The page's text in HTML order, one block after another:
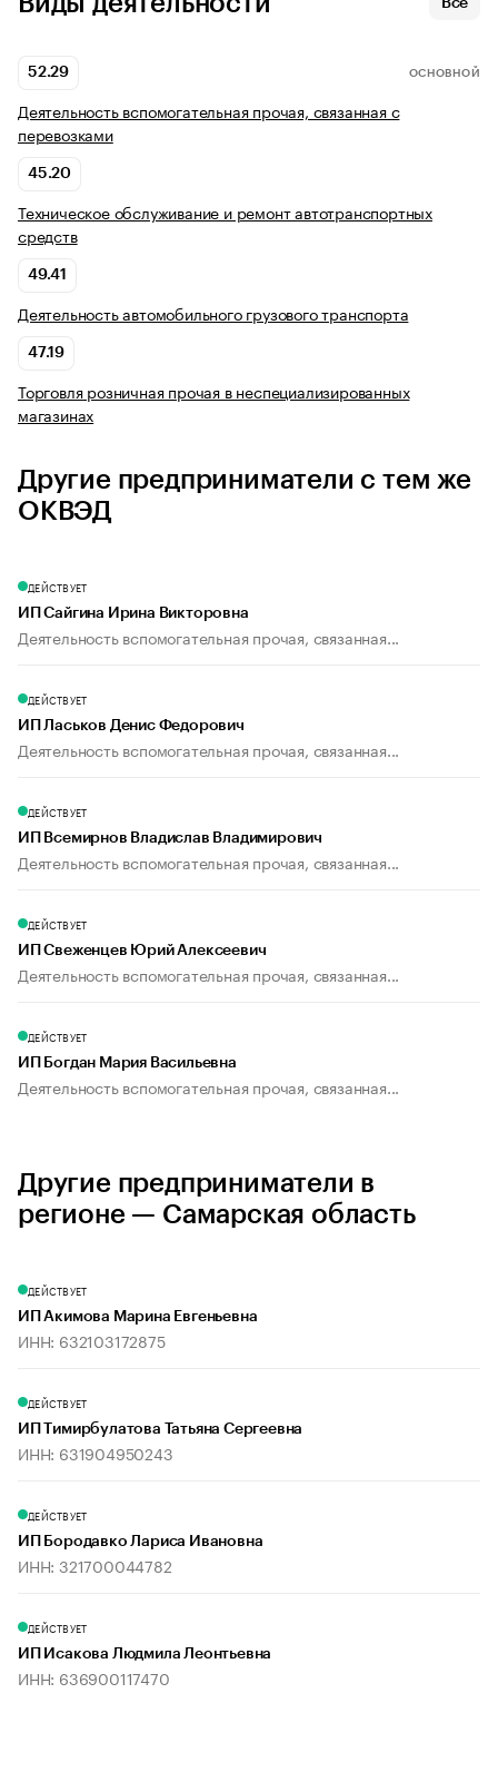
Все
52.29 ОСНОВНОЙ
Деятельность вспомогательная прочая, связанная с
перевозками
45.20
Техническое обслуживание и ремонт автотранспортных
средств
49.41
Деятельность автомобильного грузового транспорта
47.19
Торговля розничная прочая в неспециализированных
магазинах
Другие предприниматели с тем же
ОКВЭД
ДЕЙСТВУЕТ
ИП Сайгина Ирина Викторовна
Деятельность вспомогательная прочая, связанная...
ДЕЙСТВУЕТ
ИП Ласьков Денис Федорович
Деятельность вспомогательная прочая, связанная...
ДЕЙСТВУЕТ
ИП Всемирнов Владислав Владимирович
Деятельность вспомогательная прочая, связанная...
ДЕЙСТВУЕТ
ИП Свеженцев Юрий Алексеевич
Деятельность вспомогательная прочая, связанная...
ДЕЙСТВУЕТ
ИП Богдан Мария Васильевна
Деятельность вспомогательная прочая, связанная...
Другие предприниматели в
регионе — Самарская область
ДЕЙСТВУЕТ
ИП Акимова Марина Евгеньевна
ИНН: 632103172875
ДЕЙСТВУЕТ
ИП Тимирбулатова Татьяна Сергеевна
ИНН: 631904950243
ДЕЙСТВУЕТ
ИП Бородавко Лариса Ивановна
ИНН: 321700044782
ДЕЙСТВУЕТ
ИП Исакова Людмила Леонтьевна
ИНН: 636900117470